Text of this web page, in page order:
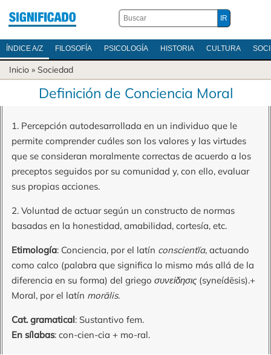
ÍNDICE A/Z FILOSOFÍA PSICOLOGÍA HISTORIA CULTURA
Inicio » Sociedad
Definición de Conciencia Moral
1. Percepción autodesarrollada en un individuo que le
permite comprender cuáles son los valores y las virtudes
que se consideran moralmente correctas de acuerdo a los
preceptos seguidos por su comunidad y, con ello, evaluar
sus propias acciones.
2. Voluntad de actuar según un constructo de normas
basadas en la honestidad, amabilidad, cortesía, etc.
Etimología: Conciencia, por el latín conscientĭa, actuando
como calco (palabra que significa lo mismo más allá de la
diferencia en su forma) del griego συνείδησις (syneídēsis).+
Moral, por el latín morālis.
Cat. gramatical: Sustantivo fem.
En sílabas: con-cien-cia + mo-ral.